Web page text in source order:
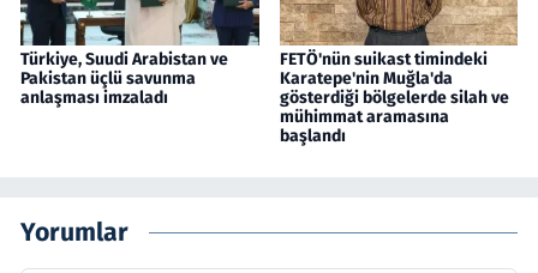
Türkiye, Suudi Arabistan ve
Pakistan üçlü savunma
anlaşması imzaladı
FETÖ'nün suikast timindeki
Karatepe'nin Muğla'da
gösterdiği bölgelerde silah ve
mühimmat aramasına
başlandı
Yorumlar